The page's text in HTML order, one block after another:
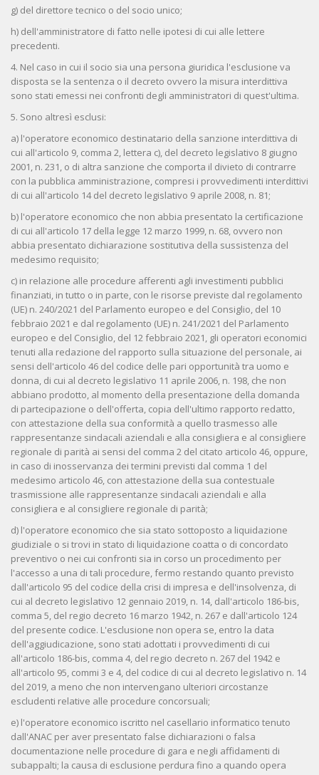
g) del direttore tecnico o del socio unico;
h) dell'amministratore di fatto nelle ipotesi di cui alle lettere
precedenti.
4. Nel caso in cui il socio sia una persona giuridica l'esclusione va
disposta se la sentenza o il decreto ovvero la misura interdittiva
sono stati emessi nei confronti degli amministratori di quest'ultima.
5. Sono altresì esclusi:
a) l'operatore economico destinatario della sanzione interdittiva di
cui all'articolo 9, comma 2, lettera c), del decreto legislativo 8 giugno
2001, n. 231, o di altra sanzione che comporta il divieto di contrarre
con la pubblica amministrazione, compresi i provvedimenti interdittivi
di cui all'articolo 14 del decreto legislativo 9 aprile 2008, n. 81;
b) l'operatore economico che non abbia presentato la certificazione
di cui all'articolo 17 della legge 12 marzo 1999, n. 68, ovvero non
abbia presentato dichiarazione sostitutiva della sussistenza del
medesimo requisito;
c) in relazione alle procedure afferenti agli investimenti pubblici
finanziati, in tutto o in parte, con le risorse previste dal regolamento
(UE) n. 240/2021 del Parlamento europeo e del Consiglio, del 10
febbraio 2021 e dal regolamento (UE) n. 241/2021 del Parlamento
europeo e del Consiglio, del 12 febbraio 2021, gli operatori economici
tenuti alla redazione del rapporto sulla situazione del personale, ai
sensi dell'articolo 46 del codice delle pari opportunità tra uomo e
donna, di cui al decreto legislativo 11 aprile 2006, n. 198, che non
abbiano prodotto, al momento della presentazione della domanda
di partecipazione o dell'offerta, copia dell'ultimo rapporto redatto,
con attestazione della sua conformità a quello trasmesso alle
rappresentanze sindacali aziendali e alla consigliera e al consigliere
regionale di parità ai sensi del comma 2 del citato articolo 46, oppure,
in caso di inosservanza dei termini previsti dal comma 1 del
medesimo articolo 46, con attestazione della sua contestuale
trasmissione alle rappresentanze sindacali aziendali e alla
consigliera e al consigliere regionale di parità;
d) l'operatore economico che sia stato sottoposto a liquidazione
giudiziale o si trovi in stato di liquidazione coatta o di concordato
preventivo o nei cui confronti sia in corso un procedimento per
l'accesso a una di tali procedure, fermo restando quanto previsto
dall'articolo 95 del codice della crisi di impresa e dell'insolvenza, di
cui al decreto legislativo 12 gennaio 2019, n. 14, dall'articolo 186-bis,
comma 5, del regio decreto 16 marzo 1942, n. 267 e dall'articolo 124
del presente codice. L'esclusione non opera se, entro la data
dell'aggiudicazione, sono stati adottati i provvedimenti di cui
all'articolo 186-bis, comma 4, del regio decreto n. 267 del 1942 e
all'articolo 95, commi 3 e 4, del codice di cui al decreto legislativo n. 14
del 2019, a meno che non intervengano ulteriori circostanze
escludenti relative alle procedure concorsuali;
e) l'operatore economico iscritto nel casellario informatico tenuto
dall'ANAC per aver presentato false dichiarazioni o falsa
documentazione nelle procedure di gara e negli affidamenti di
subappalti; la causa di esclusione perdura fino a quando opera